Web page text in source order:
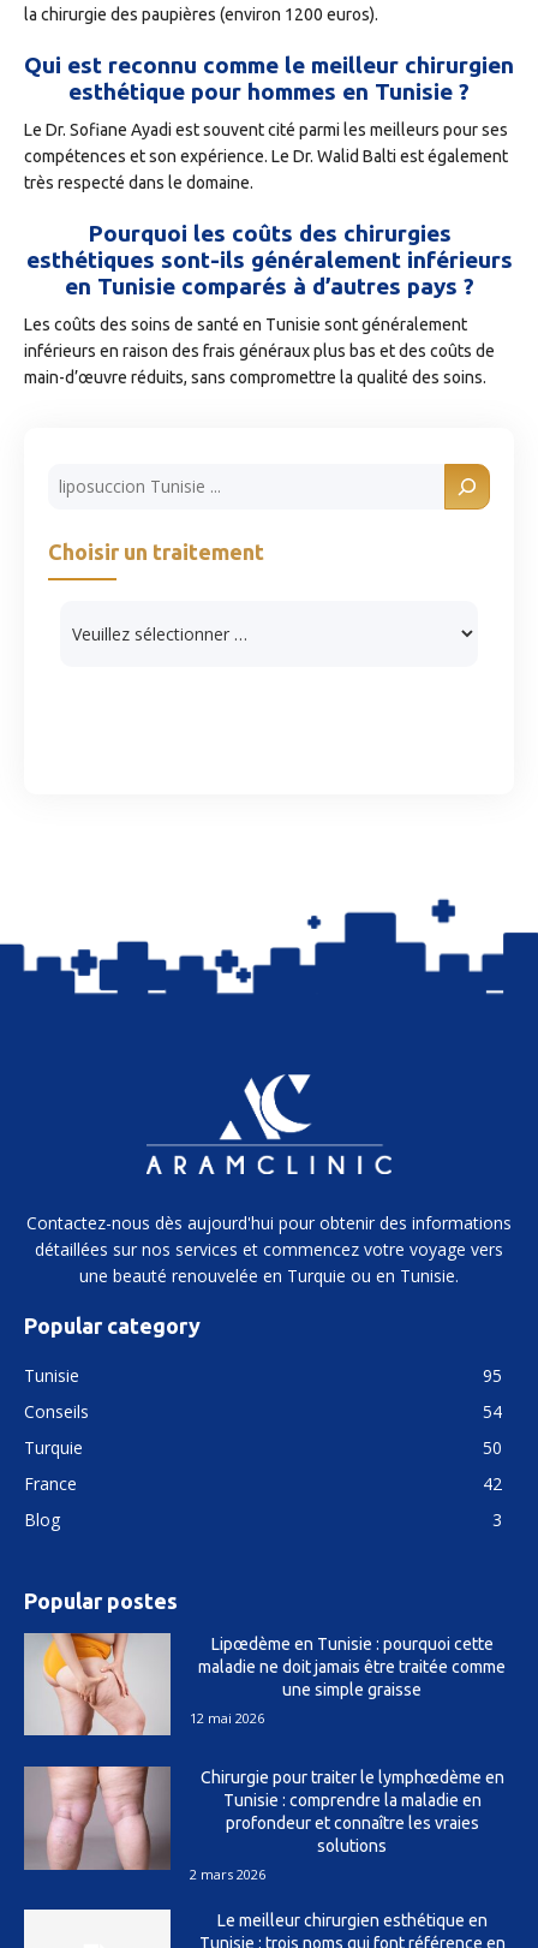
la chirurgie des paupières (environ 1200 euros).
Qui est reconnu comme le meilleur chirurgien
esthétique pour hommes en Tunisie ?
Le Dr. Sofiane Ayadi est souvent cité parmi les meilleurs pour ses
compétences et son expérience. Le Dr. Walid Balti est également
très respecté dans le domaine.
Pourquoi les coûts des chirurgies
esthétiques sont-ils généralement inférieurs
en Tunisie comparés à d’autres pays ?
Les coûts des soins de santé en Tunisie sont généralement
inférieurs en raison des frais généraux plus bas et des coûts de
main-d’œuvre réduits, sans compromettre la qualité des soins.
Rechercher
Choisir un traitement
Catégories
Contactez-nous dès aujourd'hui pour obtenir des informations
détaillées sur nos services et commencez votre voyage vers
une beauté renouvelée en Turquie ou en Tunisie.
Popular category
Tunisie
95
Conseils
54
Turquie
50
France
42
Blog
3
Popular postes
Lipœdème en Tunisie : pourquoi cette
maladie ne doit jamais être traitée comme
une simple graisse
12 mai 2026
Chirurgie pour traiter le lymphœdème en
Tunisie : comprendre la maladie en
profondeur et connaître les vraies
solutions
2 mars 2026
Le meilleur chirurgien esthétique en
Tunisie : trois noms qui font référence en